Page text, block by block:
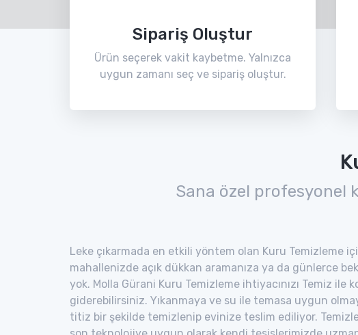
Sipariş Oluştur
Ürün seçerek vakit kaybetme. Yalnızca
uygun zamanı seç ve sipariş oluştur.
Sana özel profesyonel
Leke çıkarmada en etkili yöntem olan Kuru Temizleme
mahallenizde açık dükkan aramanıza ya da günlerce
yok. Molla Gürani Kuru Temizleme ihtiyacınızı Temiz ile
giderebilirsiniz. Yıkanmaya ve su ile temasa uygun
titiz bir şekilde temizlenip evinize teslim ediliyor.